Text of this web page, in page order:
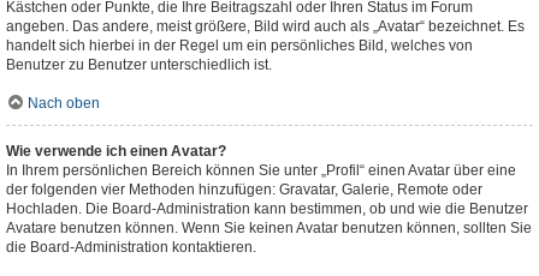
Kästchen oder Punkte, die Ihre Beitragszahl oder Ihren Status im Forum
angeben. Das andere, meist größere, Bild wird auch als „Avatar“ bezeichnet. Es
handelt sich hierbei in der Regel um ein persönliches Bild, welches von
Benutzer zu Benutzer unterschiedlich ist.
Nach oben
Wie verwende ich einen Avatar?
In Ihrem persönlichen Bereich können Sie unter „Profil“ einen Avatar über eine
der folgenden vier Methoden hinzufügen: Gravatar, Galerie, Remote oder
Hochladen. Die Board-Administration kann bestimmen, ob und wie die Benutzer
Avatare benutzen können. Wenn Sie keinen Avatar benutzen können, sollten Sie
die Board-Administration kontaktieren.